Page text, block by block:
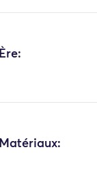
Ère:
Matériaux: